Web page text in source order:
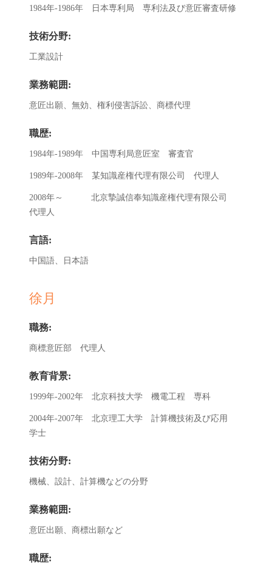
1984年-1986年 日本専利局 専利法及び意匠審査研修
技術分野:
工業設計
業務範囲:
意匠出願、無効、権利侵害訴訟、商標代理
職歴:
1984年-1989年 中国専利局意匠室 審査官
1989年-2008年 某知識産権代理有限公司 代理人
2008年～ 北京摯誠信奉知識産権代理有限公司
代理人
言語:
中国語、日本語
徐月
職務:
商標意匠部 代理人
教育背景:
1999年-2002年 北京科技大学 機電工程 専科
2004年-2007年 北京理工大学 計算機技術及び応用
学士
技術分野:
機械、設計、計算機などの分野
業務範囲:
意匠出願、商標出願など
職歴: